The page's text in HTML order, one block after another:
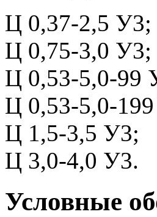
Ц 0,37-2,5 У3;
Ц 0,75-3,0 У3;
Ц 0,53-5,0-99
Ц 0,53-5,0-
Ц 1,5-3,5 У3;
Ц 3,0-4,0 У3.
Условные